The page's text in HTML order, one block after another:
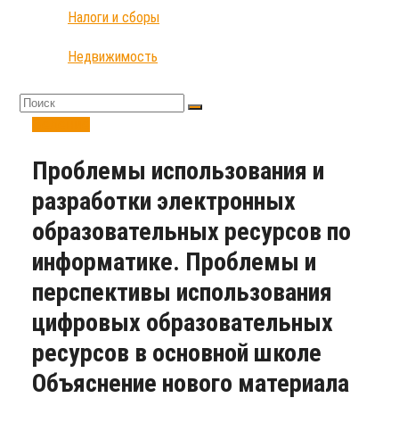
Налоги и сборы
Недвижимость
Проблемы использования и
разработки электронных
образовательных ресурсов по
информатике. Проблемы и
перспективы использования
цифровых образовательных
ресурсов в основной школе
Объяснение нового материала